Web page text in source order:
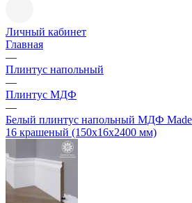
Личный кабинет
Главная
—
Плинтус напольный
—
Плинтус МДФ
—
Белый плинтус напольный МДФ
16 крашеный (150х16х2400 мм)